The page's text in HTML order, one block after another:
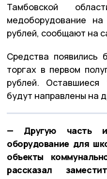
Тамбовской
медоборудование
рублей, сообщают на
Средства появились
торгах в первом
рублей. Оставшиеся
будут направлены на
— Другую часть
оборудование для
объекты
рассказал